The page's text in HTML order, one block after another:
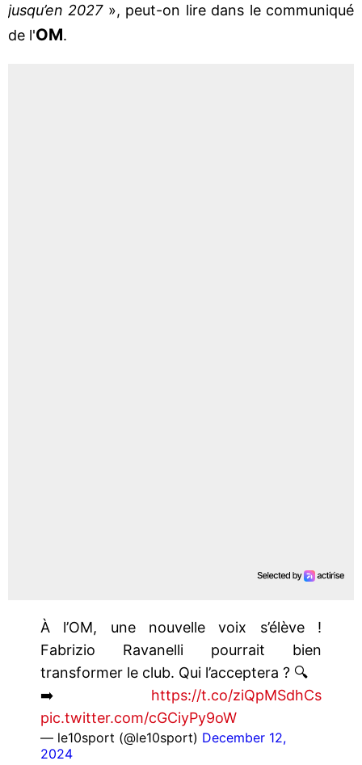
jusqu’en 2027», peut-on lire dans le communiqué
de l'OM.
À l’OM, une nouvelle voix s’élève !
Fabrizio Ravanelli pourrait bien
transformer le club. Qui l’acceptera ? 🔍
➡️ https://t.co/ziQpMSdhCs
pic.twitter.com/cGCiyPy9oW
— le10sport (@le10sport) December 12,
2024